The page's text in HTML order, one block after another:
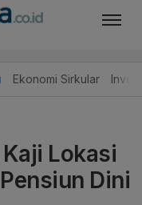
Ekonomi Sirkular
Lokasi
Dini